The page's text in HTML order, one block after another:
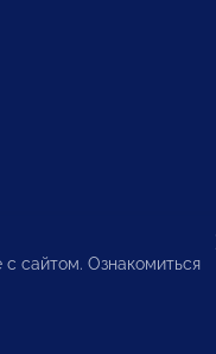
сайтом. Ознакомиться